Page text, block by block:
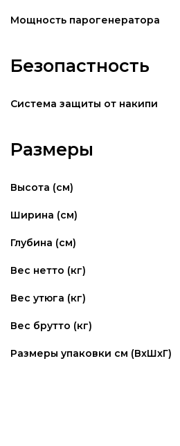
Мощность парогенератора
Безопастность
Система защиты от накипи
Размеры
Высота (см)
Ширина (см)
Глубина (см)
Вес нетто (кг)
Вес утюга (кг)
Вес брутто (кг)
Размеры упаковки см (ВxШxГ)